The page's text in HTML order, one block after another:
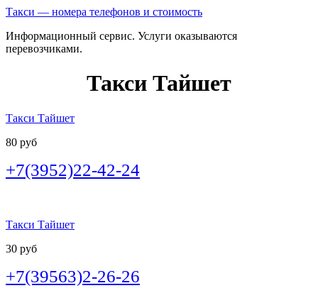
Такси — номера телефонов и стоимость
Информационный сервис. Услуги оказываются
перевозчиками.
Такси Тайшет
Такси Тайшет
80 руб
+7(3952)22-42-24
Такси Тайшет
30 руб
+7(39563)2-26-26